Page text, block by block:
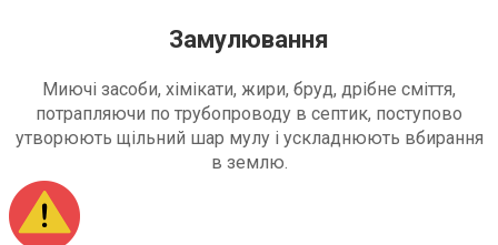
Замулювання
Миючі засоби, хімікати, жири, бруд, дрібне сміття,
потрапляючи по трубопроводу в септик, поступово
утворюють щільний шар мулу і ускладнюють вбирання
в землю.